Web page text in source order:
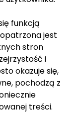
funkcją
jest
stron
i
okazuje się,
pochodzą z
treści.